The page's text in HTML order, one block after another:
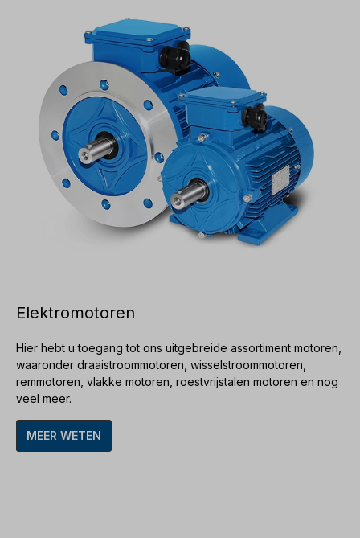
personeel. Stuur ons een aanvraag voor wijzigingen of
speciale ontwerpen. Alle productfoto's zijn niet-
bindende voorbeelden! Technische wijzigingen
voorbehouden.
Elektromotoren
Hier hebt u toegang tot ons uitgebreide assortiment motoren,
waaronder draaistroommotoren wisselstroommotoren
remmotoren vlakke motoren roestvrijstalen motoren en nog
veel meer.
MEER WETEN